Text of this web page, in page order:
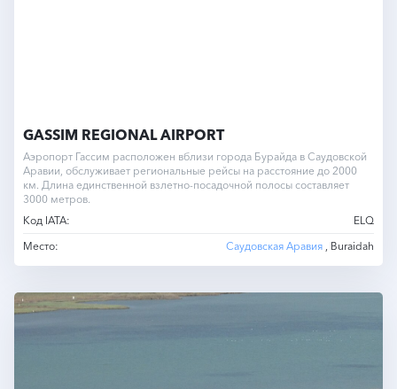
GASSIM REGIONAL AIRPORT
Аэропорт Гассим расположен вблизи города Бурайда в Саудовской
Аравии, обслуживает региональные рейсы на расстояние до 2000
км. Длина единственной взлетно-посадочной полосы составляет
3000 метров.
Код IATA:
ELQ
Место:
Саудовская Аравия , Buraidah